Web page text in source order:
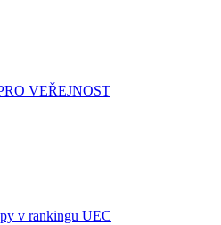
v rankingu UEC